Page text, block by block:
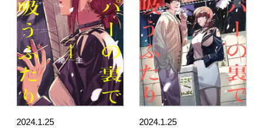
2024.1.25
2024.1.25